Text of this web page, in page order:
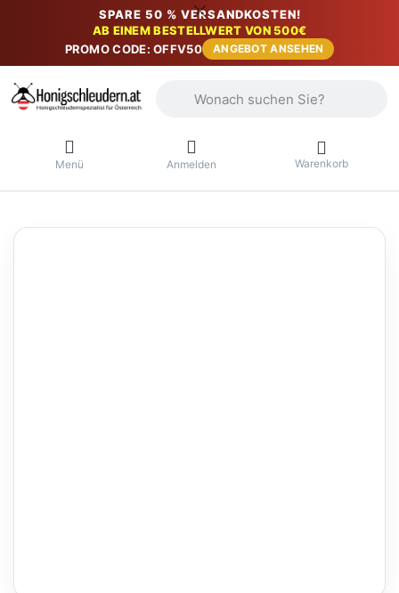
SPARE 50 % VERSANDKOSTEN!
AB EINEM BESTELLWERT VON 500€
PROMO CODE: OFFV50
ANGEBOT ANSEHEN
Menü Anmelden Warenkorb